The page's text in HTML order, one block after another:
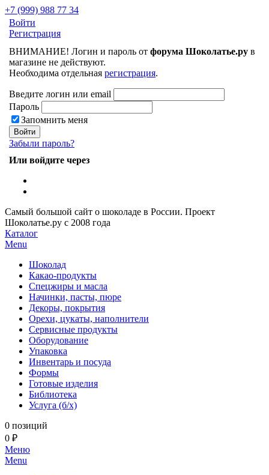
+7 (999) 988 77 34
Войти
Регистрация
ВНИМАНИЕ! Логин и пароль от форума Шоколатье.ру в
магазине не действуют.
Необходима отдельная регистрация.
Введите логин или email
Пароль
Запомнить меня
Забыли пароль?
Или войдите через
Самый большой сайт о шоколаде в России. Проект
Шоколатье.ру с 2008 года
Каталог
Menu
Шоколад
Какао-продукты
Спецжиры и масла
Начинки, пасты, пюре
Декоры, покрытия
Орехи, цукаты, наполнители
Сервисные продукты
Оборудование
Упаковка
Инвентарь и посуда
Формы
Готовые изделия
Библиотека
Услуга (б/х)
0 позиций
0 ₽
Меню
Menu